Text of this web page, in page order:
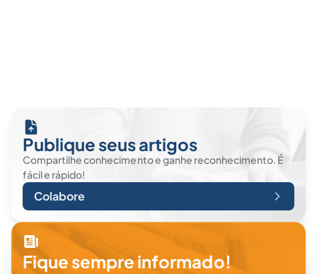
Publique seus artigos
Compartilhe conhecimento e ganhe reconhecimento. É
fácil e rápido!
Colabore
Fique sempre informado!